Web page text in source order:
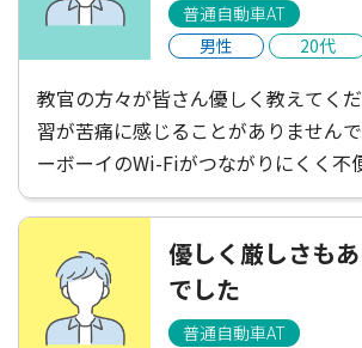
普通自動車AT
男性
20代
教官の方々が皆さん優しく教えてく
習が苦痛に感じることがありません
ーボーイのWi-Fiがつながりにくく不
優しく厳しさも
でした
普通自動車AT